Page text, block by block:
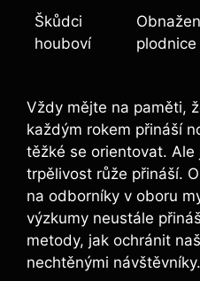
Škůdci
houboví
plodnice
Vždy mějte na paměti,
každým rokem přináší
těžké se orientovat. Ale
trpělivost růže přináší.
na odborníky v oboru
výzkumy neustále
metody, jak ochránit
nechtěnými návštěvníky.